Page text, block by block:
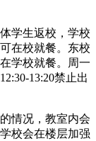
学生返校，学校
在校就餐。东校
学校就餐。周一
13:20禁止出
情况，教室内会
校会在楼层加强